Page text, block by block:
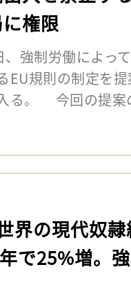
権限
強制労働によっ
EU規則の制定を
る。 今回の提案
界の現代奴
で25%増。